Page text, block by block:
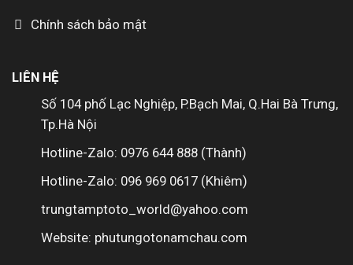
Chính sách bảo mật
LIÊN HỆ
Số 104 phố Lạc Nghiệp, P.Bạch Mai, Q.Hai Bà Trưng,
Tp.Hà Nội
Hotline-Zalo: 0976 644 888 (Thành)
Hotline-Zalo: 096 969 0617 (Khiêm)
trungtamptoto_world@yahoo.com
Website: phutungotonamchau.com